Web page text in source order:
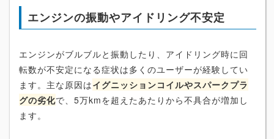
エンジンの振動やアイドリング不安定
エンジンがブルブルと振動したり、アイドリング時に回
転数が不安定になる症状は多くのユーザーが経験してい
ます。主な原因はイグニッションコイルやスパークプラ
グの劣化で、5万kmを超えたあたりから不具合が増加し
ます。